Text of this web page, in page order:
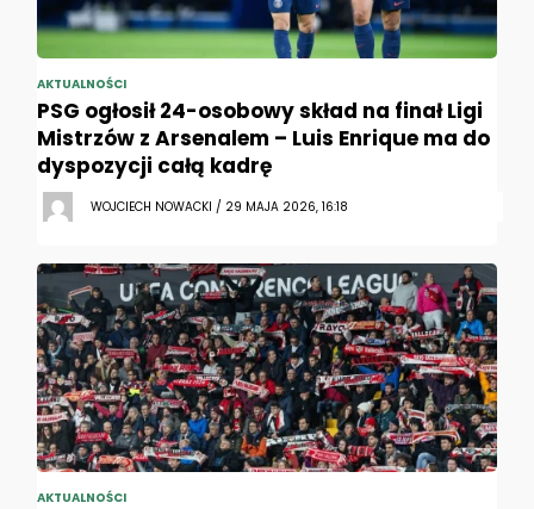
AKTUALNOŚCI
PSG ogłosił 24-osobowy skład na finał Ligi
Mistrzów z Arsenalem – Luis Enrique ma do
dyspozycji całą kadrę
WOJCIECH NOWACKI / 29 MAJA 2026, 16:18
AKTUALNOŚCI